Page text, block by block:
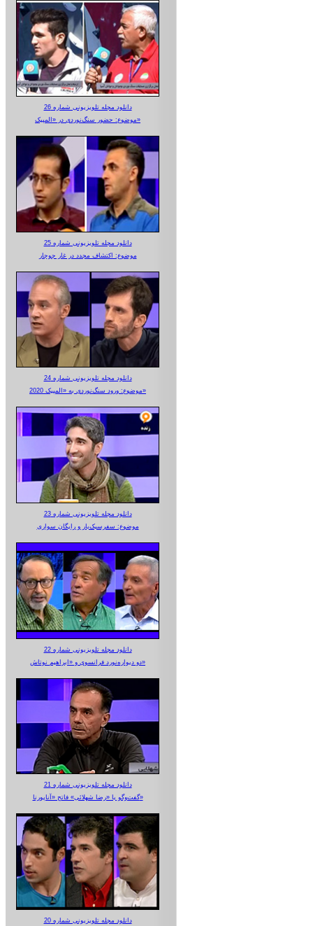
دانلود مجله تلویزیونی شماره 26
موضوع: حضور سنگ‌نوردی در «المپیک»
دانلود مجله تلویزیونی شماره 25
موضوع: اکتشاف مجدد در غار جوجار
دانلود مجله تلویزیونی شماره 24
موضوع: ورود سنگ‌نوردی به «المپیک 2020»
دانلود مجله تلویزیونی شماره 23
موضوع: سفرسبک‌بار و رایگان سواری
دانلود مجله تلویزیونی شماره 22
دو دیواره‌نورد فرانسوی و «ابراهیم نوتاش»
دانلود مجله تلویزیونی شماره 21
گفت‌وگو با «رضا شهلائی» فاتح «آناپورنا»
دانلود مجله تلویزیونی شماره 20